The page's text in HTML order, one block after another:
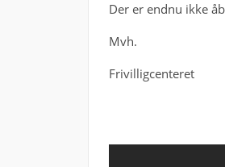
Der er endnu ikke
Mvh.
Frivilligcenteret